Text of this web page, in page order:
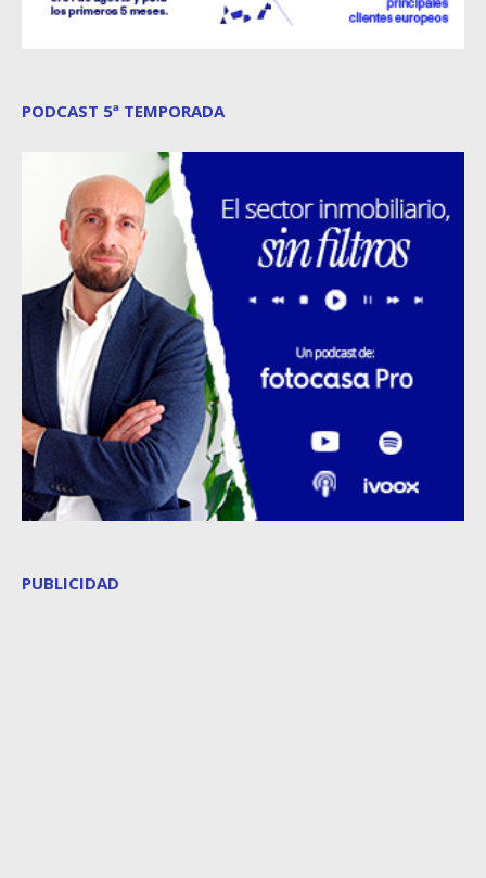
PODCAST 5ª TEMPORADA
PUBLICIDAD